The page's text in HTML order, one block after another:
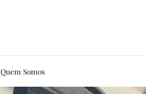
Quem Somos